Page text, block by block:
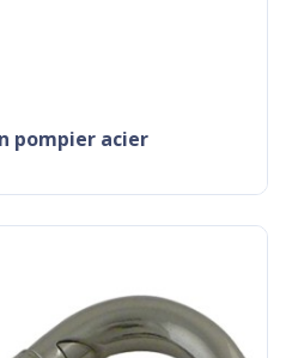
pompier acier